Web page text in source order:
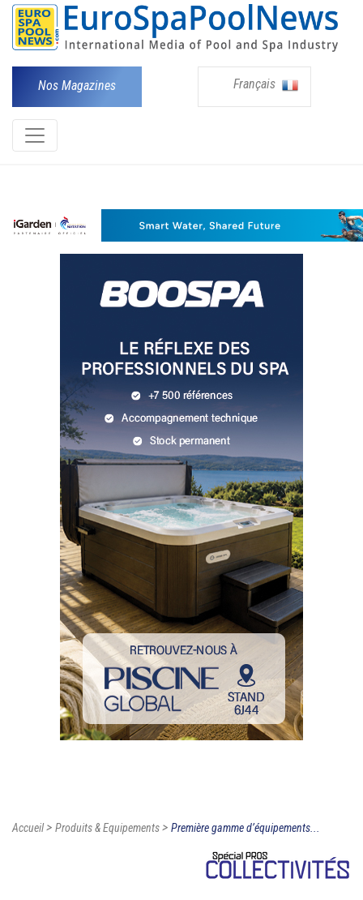
Nos Magazines Français
Accueil> Produits & Equipements> Première gamme d’équipements...